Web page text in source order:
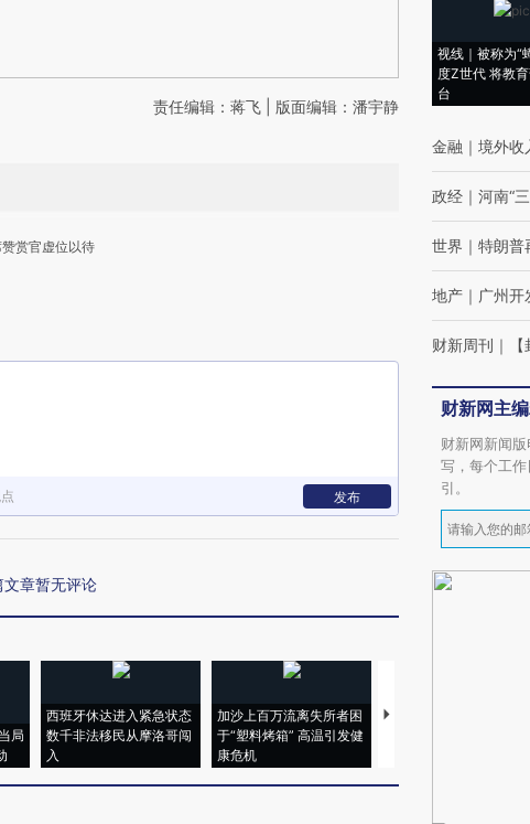
责任编辑：蒋飞 | 版面编辑：潘宇静
赏官虚位以待
发布
文章暂无评论
局
西班牙休达进入紧急状态
数千非法移民从摩洛哥闯
入
加沙上百万流离失所者困
于“塑料烤箱” 高温引发健
康危机
马航飞行员跨国走私7万
视线｜被称为“
度Z世代 将教
台
金融 ｜ 境外收
政经 ｜ 河南“
世界 ｜ 特朗普
地产 ｜ 广州开
财新周刊 ｜
财新网主
财新网新闻
写，每个工
引。